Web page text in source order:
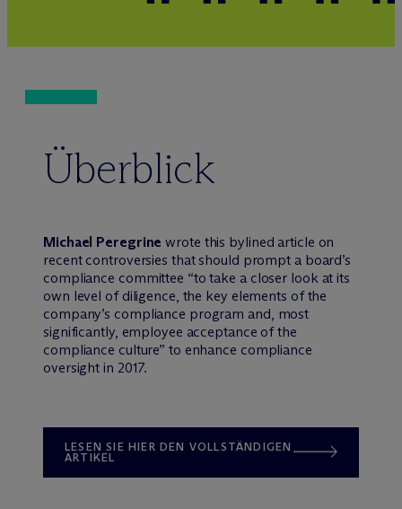
Überblick
Michael Peregrinewrote this bylined article on
recent controversies that should prompt a board’s
compliance committee “to take a closer look at its
own level of diligence, the key elements of the
company’s compliance program and, most
significantly, employee acceptance of the
compliance culture” to enhance compliance
oversight in 2017.
LESEN SIE HIER DEN VOLLSTÄNDIGEN
ARTIKEL